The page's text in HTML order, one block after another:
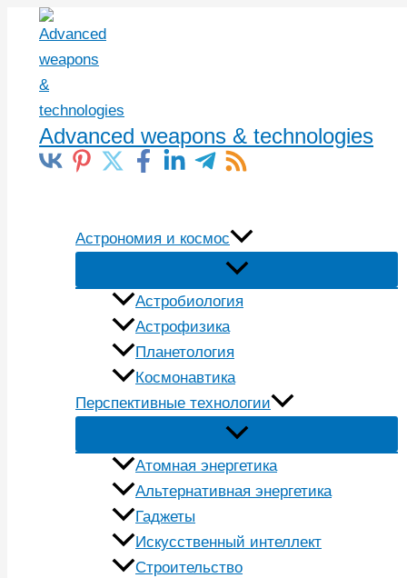
Перейти
содержимому
Advanced weapons & technologies
Астрономия и космос
Астробиология
Астрофизика
Планетология
Космонавтика
Перспективные технологии
Атомная энергетика
Альтернативная энергетика
Гаджеты
Искусственный интеллект
Строительство